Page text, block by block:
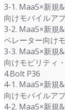
3-1. MaaS×新規
向けモバイルア
3-2. MaaS×新規
ペレーター向け
3-3. MaaS×新規
向けモビリティ
4.Bolt P36
4-1. MaaS×新規
向けモバイルア
4-2. MaaS×新規